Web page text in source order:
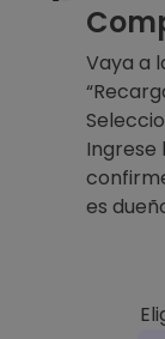
Vaya a
Ingrese
es